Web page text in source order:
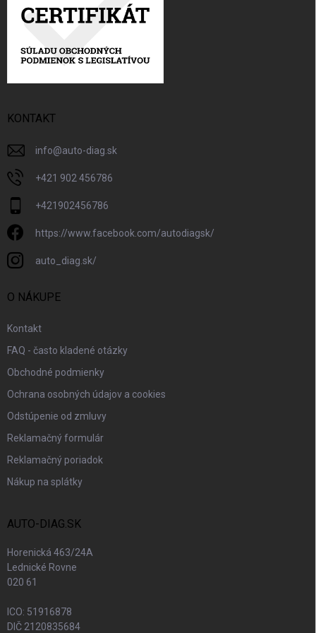
KONTAKT
info@auto-diag.sk
+421 902 456786
+421902456786
https://www.facebook.com/autodiagsk/
auto_diag.sk/
O NÁKUPE
Kontakt
FAQ - často kladené otázky
Obchodné podmienky
Ochrana osobných údajov a cookies
Odstúpenie od zmluvy
Reklamačný formulár
Reklamačný poriadok
Nákup na splátky
AUTO-DIAG.SK
Horenická 463/24A
Lednické Rovne
020 61
ICO: 51916878
DIČ 2120835684